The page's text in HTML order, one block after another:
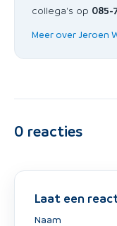
collega's op 085-
Meer over Jeroen
0 reacties
Laat een
Naam